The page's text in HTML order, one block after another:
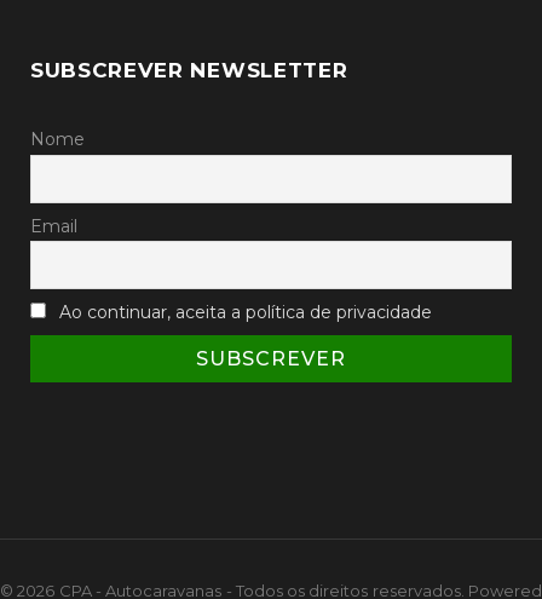
SUBSCREVER NEWSLETTER
Nome
Email
Ao continuar, aceita a política de privacidade
© 2026 CPA - Autocaravanas - Todos os direitos reservados. Powered